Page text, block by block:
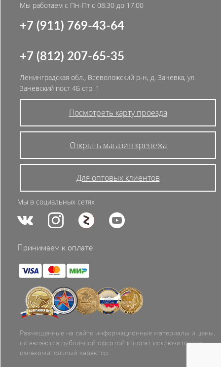
Мы работаем с Пн-Пт с 08:30 до 17:00
+7 (911) 769-43-64
+7 (812) 207-65-35
Ленинградская обл., Всеволожский р-н, д. Заневка, ул.
Заневский пост 4Б стр. 1
Посмотреть карту проезда
Открыть магазин крепежа
Для оптовых клиентов
Мы в социальных сетях
Принимаем к оплате
Размещенные на сайте информационные материалы и цены,
не являются публичной офертой и носят исключительно
ознакомительный характер.